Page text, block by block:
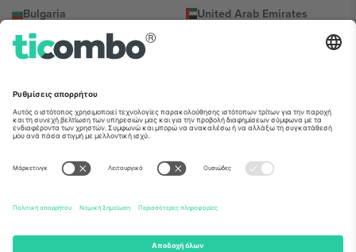
Bulgaria
Regus Sofia City West, bul
Totleben 53-55, 1606 Sofia,
United Arab Emirates
UAE Dubai Silicon Oasis, DDP
Building A1, Office 302, Dubai,
Mexico
Av Chapultepec 360, Roma
Norte, Cuauhtémoc, 06700
Ciudad de México, CDMX,
Mexico
Η νομική οντότητα του παρόχου πλατφόρμας ενδέχεται να
τομέα. Για λεπτομέρειες ανατρέξτε στη σελίδα της συγκεκριμένης